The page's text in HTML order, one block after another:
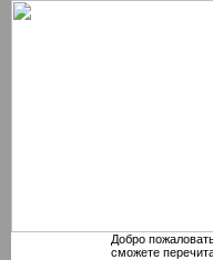
Добро
сможете